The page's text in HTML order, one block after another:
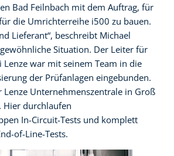
Bad Feilnbach mit dem Auftrag, für
die Umrichterreihe i500 zu bauen.
Lieferant“, beschreibt Michael
Situation. Der Leiter für
Lenze war mit seinem Team in die
der Prüfanlagen eingebunden.
Lenze Unternehmenszentrale in Groß
Hier durchlaufen
In-Circuit-Tests und komplett
of-Line-Tests.